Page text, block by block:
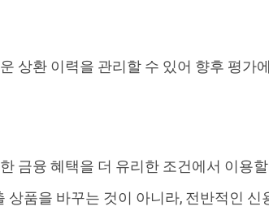
상환 이력을 관리할 수 있어 향후 평가
금융 혜택을 더 유리한 조건에서 이용
품을 바꾸는 것이 아니라, 전반적인 신